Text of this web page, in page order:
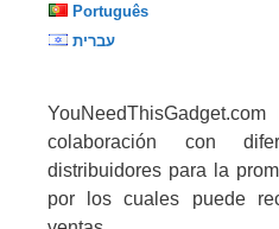
Português
עברית
colaboración con
distribuidores para la
por los cuales puede